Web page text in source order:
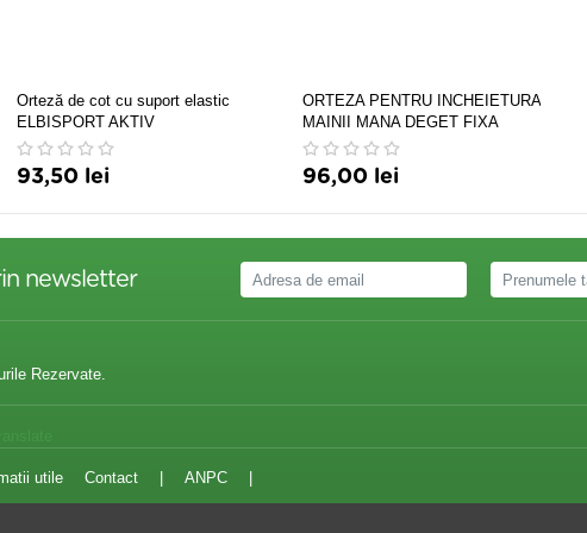
Orteză de cot cu suport elastic
ELBISPORT AKTIV
93,50 lei
ORTEZA PENTRU INCHEIETURA
MAINII MANA DEGET FIXA
CARPOFIX FINGER
96,00 lei
newsletter
Rezervate.
utile Contact ANPC